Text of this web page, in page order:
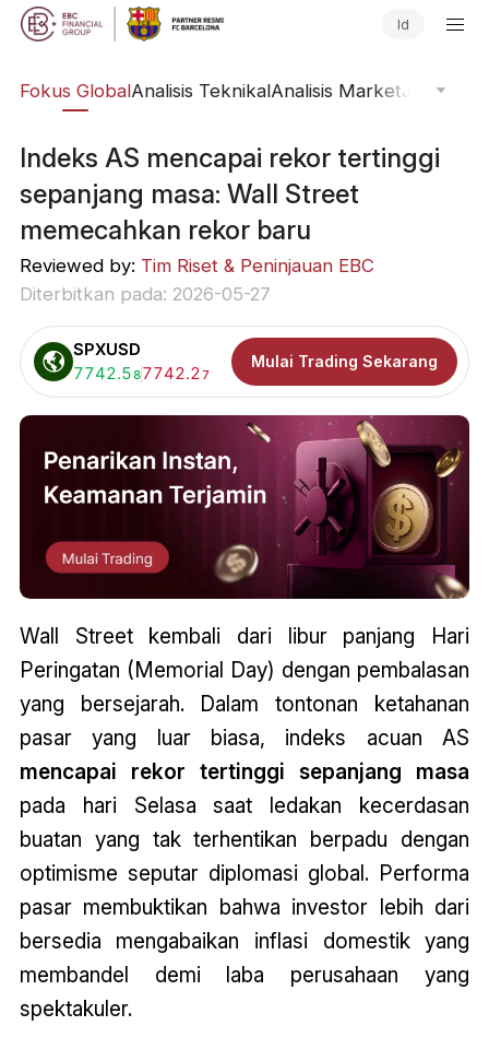
Id
Fokus GlobalAnalisis TeknikalAnalisis MarketJurnal
Indeks AS mencapai rekor tertinggi
sepanjang masa: Wall Street
memecahkan rekor baru
Reviewed by: Tim Riset & Peninjauan EBC
Diterbitkan pada: 2026-05-27
SPXUSD
Beli:
7742.58Jual:
7742.2 7
Mulai Trading Sekarang
Wall Street kembali dari libur panjang Hari
Peringatan (Memorial Day) dengan pembalasan
yang bersejarah. Dalam tontonan ketahanan
pasar yang luar biasa, indeks acuan AS
mencapai rekor tertinggi sepanjang masa
pada hari Selasa saat ledakan kecerdasan
buatan yang tak terhentikan berpadu dengan
optimisme seputar diplomasi global. Performa
pasar membuktikan bahwa investor lebih dari
bersedia mengabaikan inflasi domestik yang
membandel demi laba perusahaan yang
spektakuler.